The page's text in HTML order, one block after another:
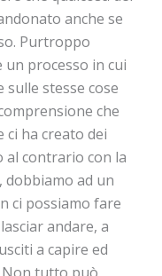
anche se
Purtroppo
processo in cui
stesse cose
che
ci ha creato dei
al contrario con la
dobbiamo ad un
ci possiamo fare
andare, a
a capire ed